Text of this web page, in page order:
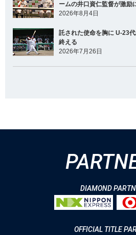
ームの井口資仁監督が激励
2026年8月4日
託された使命を胸に U-23
終える
2026年7月26日
DIAMOND
OFFICIAL TITLE